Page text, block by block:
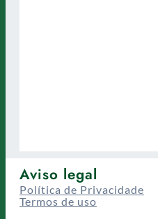
Aviso legal
Política de Privacidade
Termos de uso